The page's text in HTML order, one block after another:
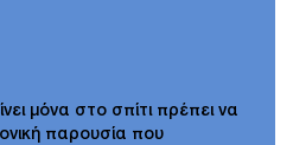
μόνα στο σπίτι πρέπει να
παρουσία που